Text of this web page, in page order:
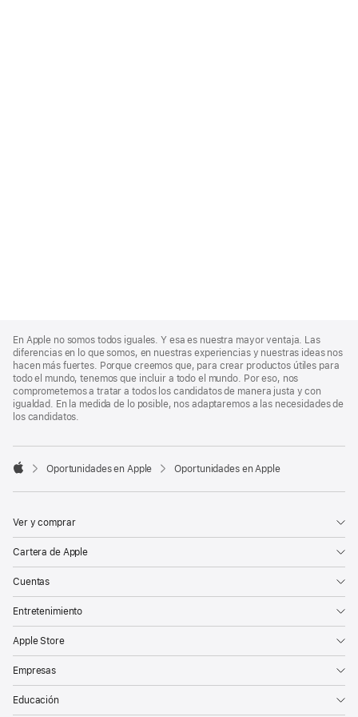
Footer
En Apple no somos todos iguales. Y esa es nuestra mayor ventaja. Las
diferencias en lo que somos, en nuestras experiencias y nuestras ideas nos
hacen más fuertes. Porque creemos que, para crear productos útiles para
todo el mundo, tenemos que incluir a todo el mundo. Por eso, nos
comprometemos a tratar a todos los candidatos de manera justa y con
igualdad. En la medida de lo posible, nos adaptaremos a las necesidades de
los candidatos.

Oportunidades en Apple Oportunidades en Apple
Ver y comprar
Cartera de Apple
Cuentas
Entretenimiento
Apple Store
Empresas
Educación